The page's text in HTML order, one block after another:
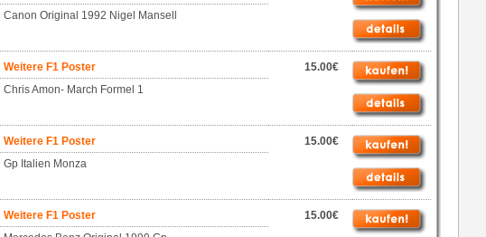
Canon Original 1992 Nigel Mansell
Weitere F1 Poster
Chris Amon- March Formel 1
15.00€
Weitere F1 Poster
Gp Italien Monza
15.00€
Weitere F1 Poster
15.00€